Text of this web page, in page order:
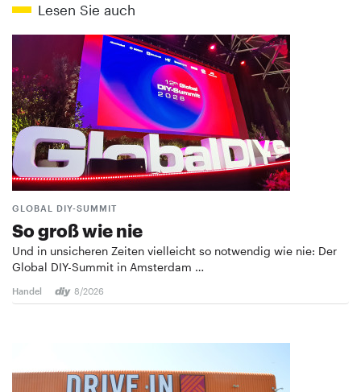
Lesen Sie auch
GLOBAL DIY-SUMMIT
So groß wie nie
Und in unsicheren Zeiten vielleicht so notwendig wie nie: Der
Global DIY-Summit in Amsterdam …
Handel 8/2026